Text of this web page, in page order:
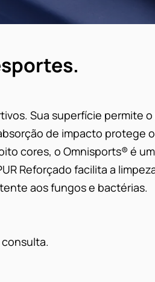
Sua superfície permite o
de impacto protege
cores, o Omnisports® é
Reforçado facilita a
aos fungos e bactérias.